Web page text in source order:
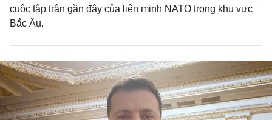
cuộc tập trận gần đây của liên minh NATO trong khu vực
Bắc Âu.